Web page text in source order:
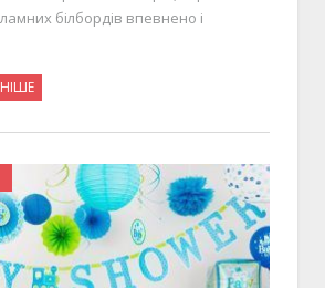
білбордів впевнено і